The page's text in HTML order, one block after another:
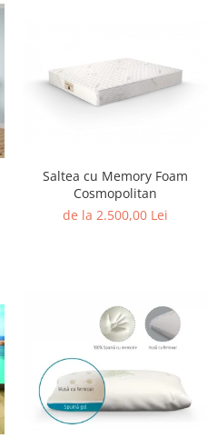
Saltea cu Memory Foam
Cosmopolitan
de la 2.500,00 Lei